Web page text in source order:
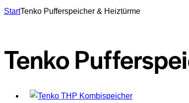
StartTenko Pufferspeicher & Heiztürme
Tenko